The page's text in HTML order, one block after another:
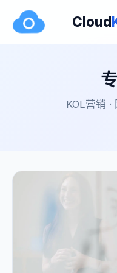
Cloud
KOL营销 ·